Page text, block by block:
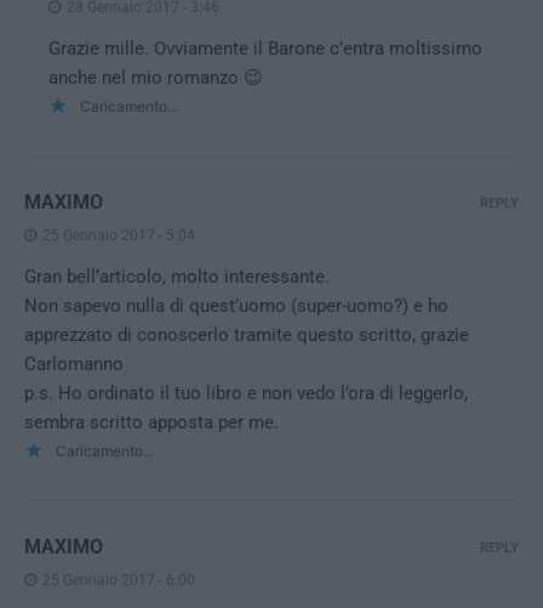
28 Gennaio 2017 - 3:46
Grazie mille. Ovviamente il Barone c’entra moltissimo
anche nel mio romanzo 😉
Caricamento...
MAXIMO
25 Gennaio 2017 - 5:04
Gran bell’articolo, molto interessante.
Non sapevo nulla di quest’uomo (super-uomo?) e ho
apprezzato di conoscerlo tramite questo scritto, grazie
Carlomanno
p.s. Ho ordinato il tuo libro e non vedo l’ora di leggerlo,
sembra scritto apposta per me.
Caricamento...
REPLY
MAXIMO
25 Gennaio 2017 - 6:00
REPLY